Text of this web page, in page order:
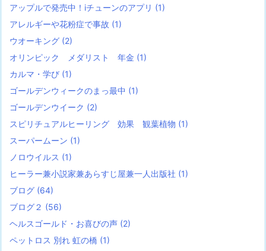
アップルで発売中！iチューンのアプリ (1)
アレルギーや花粉症で事故 (1)
ウオーキング (2)
オリンピック メダリスト 年金 (1)
カルマ・学び (1)
ゴールデンウィークのまっ最中 (1)
ゴールデンウイーク (2)
スピリチュアルヒーリング 効果 観葉植物 (1)
スーパームーン (1)
ノロウイルス (1)
ヒーラー兼小説家兼あらすじ屋兼一人出版社 (1)
ブログ (64)
ブログ２ (56)
ヘルスゴールド・お喜びの声 (2)
ペットロス 別れ 虹の橋 (1)